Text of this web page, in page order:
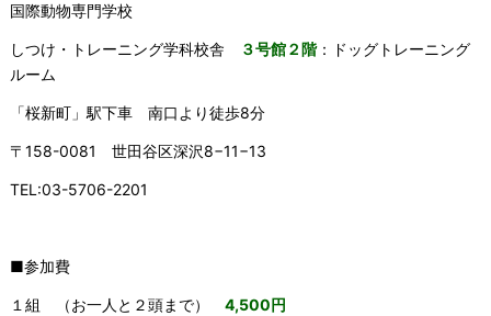
国際動物専門学校
しつけ・トレーニング学科校舎 ３号館２階：ドッグトレーニング
ルーム
「桜新町」駅下車 南口より徒歩8分
〒158-0081 世田谷区深沢8−11−13
TEL:03-5706-2201
■参加費
１組 （お一人と２頭まで） 4,500円